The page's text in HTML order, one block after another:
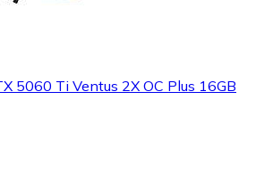
5060 Ti Ventus 2X OC Plus 16GB